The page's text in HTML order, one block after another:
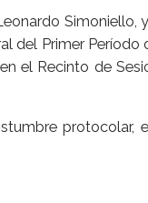
del Primer
el Recinto de
protocolar,